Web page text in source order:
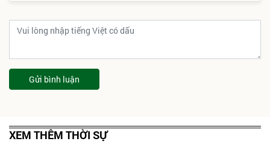
Gửi bình luận
XEM THÊM THỜI SỰ